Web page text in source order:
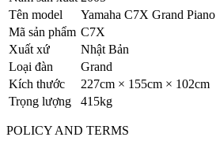
Tên model
Yamaha C7X Grand Piano
Mã sản phẩm C7X
Xuất xứ
Nhật Bản
Loại đàn
Grand
Kích thước
227cm × 155cm × 102cm
Trọng lượng
415kg
POLICY AND TERMS